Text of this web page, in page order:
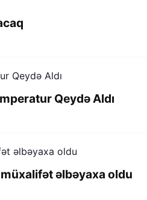
Qeydə Aldı
əlbəyaxa oldu